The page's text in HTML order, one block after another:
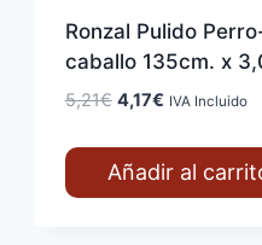
Ronzal Pulido
caballo 135cm. x
5,21€ El
original
era:
4,17€El
actual
es:
IVA Incluido
Añadir al